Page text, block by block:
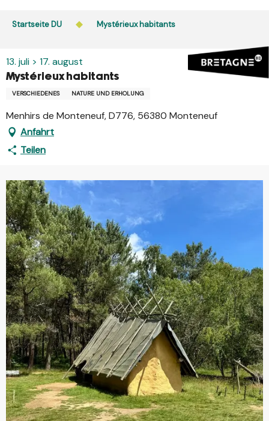
Startseite DU Mystérieux habitants
13. juli > 17. august
Mystérieux habitants
VERSCHIEDENES NATURE UND ERHOLUNG
Menhirs de Monteneuf, D776, 56380 Monteneuf
Anfahrt
Teilen